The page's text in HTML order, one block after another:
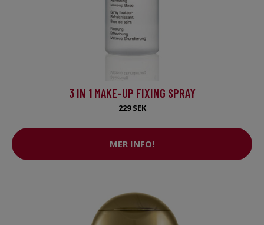
3 IN 1 MAKE-UP FIXING SPRAY
229 SEK
MER INFO!